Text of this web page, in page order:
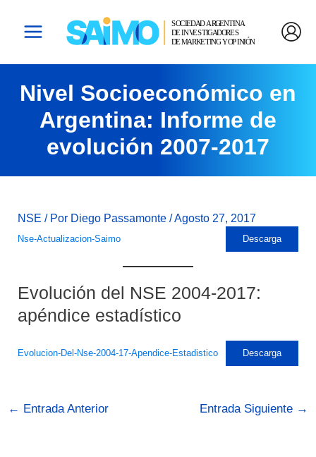
Nivel Socioeconómico en
Argentina: Informe de
evolución 2007-2017
NSE / Por Diego Passamonte /Agosto 27, 2017
Nse-Actualizacion-Saimo Descarga
Evolución del NSE 2004-2017:
apéndice estadístico
Evolucion-Del-Nse-2004-17-Apendice-Estadistico Descarga
← Entrada Anterior Entrada Siguiente →